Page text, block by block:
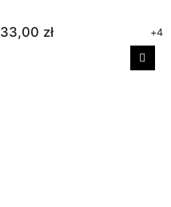
33,00 zł +4